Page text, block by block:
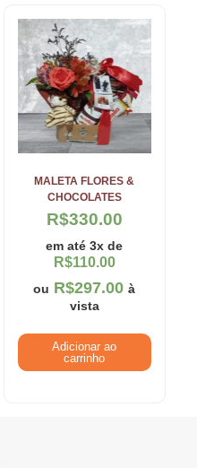
MALETA FLORES &
CHOCOLATES
R$330.00
em até 3x de
R$110.00
ou R$297.00 à
vista
Adicionar ao
carrinho